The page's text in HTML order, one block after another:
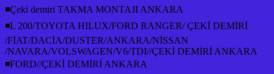
◾Çeki demiri TAKMA MONTAJI ANKARA
◾L 200/TOYOTA HILUX/FORD RANGER/ ÇEKİ DEMİRİ
/FİAT/DACİA/DUSTER/ANKARA/NİSSAN
/NAVARA/VOLSWAGEN/V6/TDI//ÇEKİ DEMİRİ ANKARA
◾FORD//ÇEKİ DEMİRİ ANKARA